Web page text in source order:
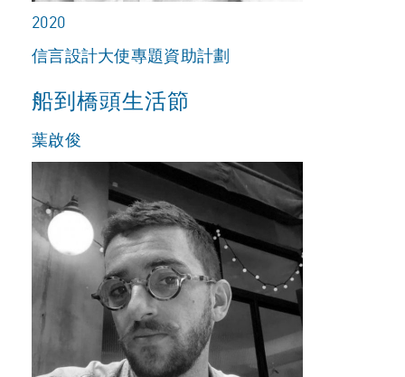
2020
信言設計大使專題資助計劃
船到橋頭生活節
葉啟俊